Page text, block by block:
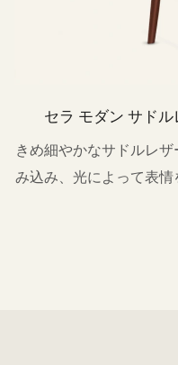
セラ モダン サド
きめ細やかなサドルレ
み込み、光によって表